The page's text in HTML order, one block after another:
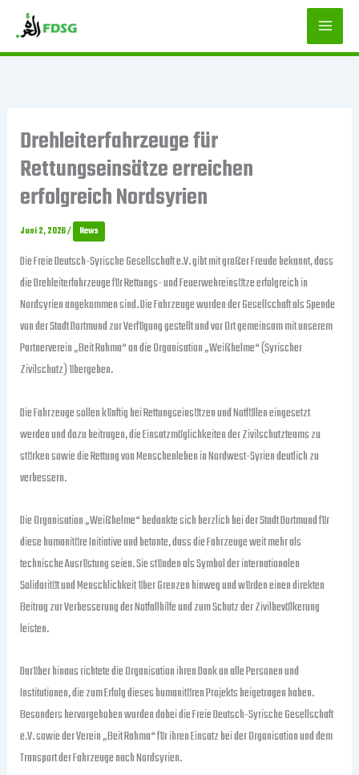
Inhalt
springen
Drehleiterfahrzeuge für
Rettungseinsätze erreichen
erfolgreich Nordsyrien
Juni 2, 2026/ News
Die Freie Deutsch-Syrische Gesellschaft e.V. gibt mit großer Freude bekannt, dass
die Drehleiterfahrzeuge für Rettungs- und Feuerwehreinsätze erfolgreich in
Nordsyrien angekommen sind. Die Fahrzeuge wurden der Gesellschaft als Spende
von der Stadt Dortmund zur Verfügung gestellt und vor Ort gemeinsam mit unserem
Partnerverein „Beit Rahma“ an die Organisation „Weißhelme“ (Syrischer
Zivilschutz) übergeben.
Die Fahrzeuge sollen künftig bei Rettungseinsätzen und Notfällen eingesetzt
werden und dazu beitragen, die Einsatzmöglichkeiten der Zivilschutzteams zu
stärken sowie die Rettung von Menschenleben in Nordwest-Syrien deutlich zu
verbessern.
Die Organisation „Weißhelme“ bedankte sich herzlich bei der Stadt Dortmund für
diese humanitäre Initiative und betonte, dass die Fahrzeuge weit mehr als
technische Ausrüstung seien. Sie stünden als Symbol der internationalen
Solidarität und Menschlichkeit über Grenzen hinweg und würden einen direkten
Beitrag zur Verbesserung der Notfallhilfe und zum Schutz der Zivilbevölkerung
leisten.
Darüber hinaus richtete die Organisation ihren Dank an alle Personen und
Institutionen, die zum Erfolg dieses humanitären Projekts beigetragen haben.
Besonders hervorgehoben wurden dabei die Freie Deutsch-Syrische Gesellschaft
e.V. sowie der Verein „Beit Rahma“ für ihren Einsatz bei der Organisation und dem
Transport der Fahrzeuge nach Nordsyrien.